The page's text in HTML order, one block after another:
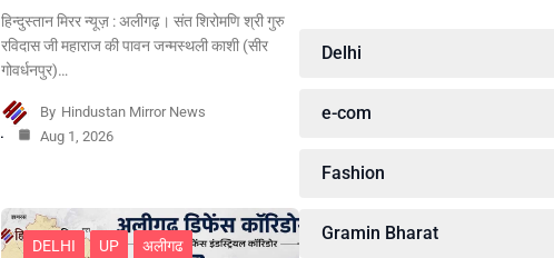
हिन्दुस्तान मिरर न्यूज़ : अलीगढ़। संत शिरोमणि श्री गुरु
रविदास जी महाराज की पावन जन्मस्थली काशी (सीर
गोवर्धनपुर)…
By Hindustan Mirror News
Aug 1, 2026
DELHI UP अलीगढ
Delhi
e-com
Fashion
Gramin Bharat